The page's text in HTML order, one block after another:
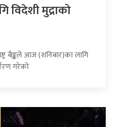
विदेशी मुद्राको
बैङ्कले आज (शनिबार)का लागि
गरेको